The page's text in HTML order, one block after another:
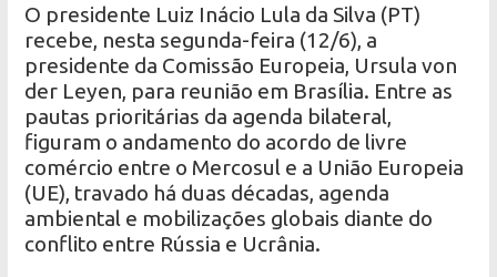
O presidente Luiz Inácio Lula da Silva (PT)
recebe, nesta segunda-feira (12/6), a
presidente da Comissão Europeia, Ursula von
der Leyen, para reunião em Brasília. Entre as
pautas prioritárias da agenda bilateral,
figuram o andamento do acordo de livre
comércio entre o Mercosul e a União Europeia
(UE), travado há duas décadas, agenda
ambiental e mobilizações globais diante do
conflito entre Rússia e Ucrânia.